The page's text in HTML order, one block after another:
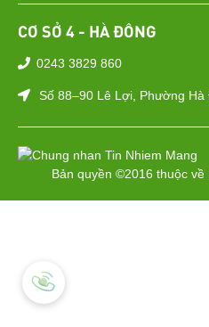
CƠ SỞ 4 - HÀ ĐÔNG
0243 3829 860
Số 88–90 Lê Lợi, Phường Hà
Bản quyền ©2016 thuộc về